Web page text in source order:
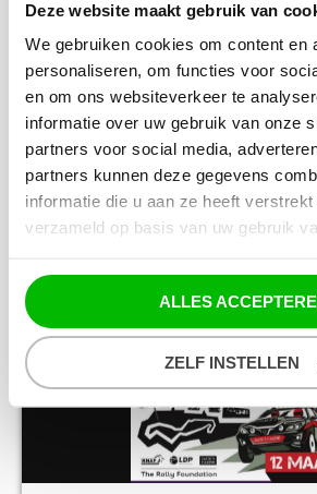
Deze website maakt gebruik van
We gebruiken cookies om content en
personaliseren, om functies voor
en om ons websiteverkeer te
informatie over uw gebruik van onze
partners voor social media,
partners kunnen deze gegevens
informatie die u aan ze heeft
verzameld op basis van uw gebruik
ALLES
ZELF INSTELLEN
Wie weet scheur jij binnenkort
vader, vriend of collega, net
Verstappen, over de kartbaan!
actie is mogelijk gemaakt door
Leeuwarden. Doe mee en start je
ACTIE IS INMIDDELS VERLOPEN